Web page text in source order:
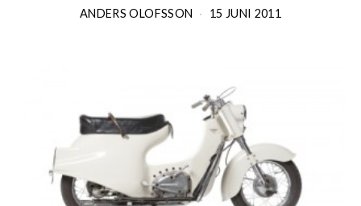
ANDERS OLOFSSON 15 JUNI 2011